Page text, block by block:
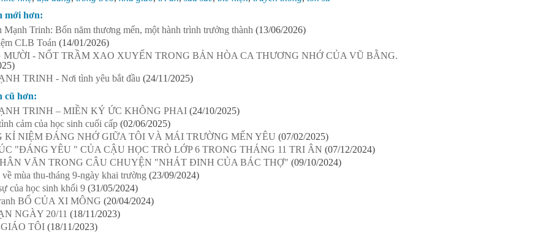
mới hơn:
Mạnh Trinh: Bốn năm thương mến, một hành trình trưởng thành (13/06/2026)
CLB Toán (14/01/2026)
MƯỜI - NỐT TRẦM XAO XUYẾN TRONG BẢN HÒA CA THƯƠNG NHỚ CỦA VŨ BẰNG.
TRINH - Nơi tình yêu bắt đầu (24/11/2025)
cũ hơn:
TRINH – MIỀN KÝ ỨC KHÔNG PHAI (24/10/2025)
cảm của học sinh cuối cấp (02/06/2025)
KỈ NIỆM ĐÁNG NHỚ GIỮA TÔI VÀ MÁI TRƯỜNG MẾN YÊU (07/02/2025)
"ĐÁNG YÊU " CỦA CẬU HỌC TRÒ LỚP 6 TRONG THÁNG 11 TRI ÂN (07/12/2024)
VĂN TRONG CÂU CHUYỆN "NHÁT ĐINH CỦA BÁC THỢ" (09/10/2024)
về mùa thu-tháng 9-ngày khai trường (23/09/2024)
của học sinh khối 9 (31/05/2024)
BỐ CỦA XI MÔNG (20/04/2024)
NGÀY 20/11 (18/11/2023)
TÔI (18/11/2023)